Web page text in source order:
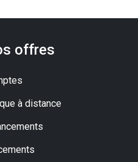
offres
à distance